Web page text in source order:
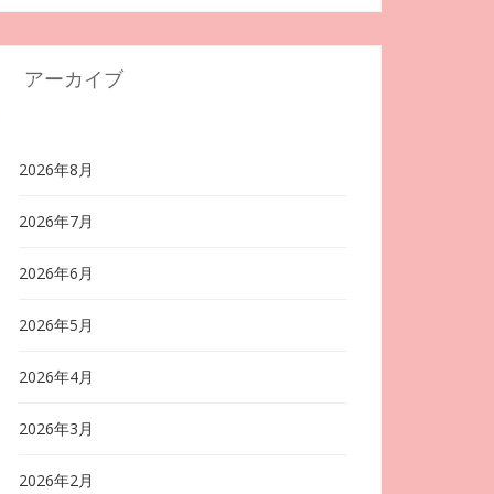
アーカイブ
2026年8月
2026年7月
2026年6月
2026年5月
2026年4月
2026年3月
2026年2月